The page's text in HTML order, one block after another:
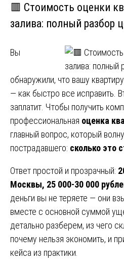
🟥 Стоимость оценки
залива: полный разбор
Вы
обнаружили, что вашу
— как быстро все исправить.
заплатит. Чтобы получить
профессиональная оценка
главный вопрос, который
пострадавшего: сколько это
Ответ простой и прозрачный:
Москвы, 25 000-30 000
деньги вы не теряете — они
вместе с основной суммой
детально разберем, из чего
почему нельзя экономить, и
кейса из практики.